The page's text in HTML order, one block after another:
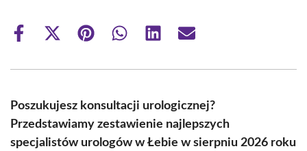
Share
Share
(Twitter)
Share Share Share Share
Poszukujesz konsultacji urologicznej?
Przedstawiamy zestawienie najlepszych
specjalistów urologów w Łebie w sierpniu 2026 roku